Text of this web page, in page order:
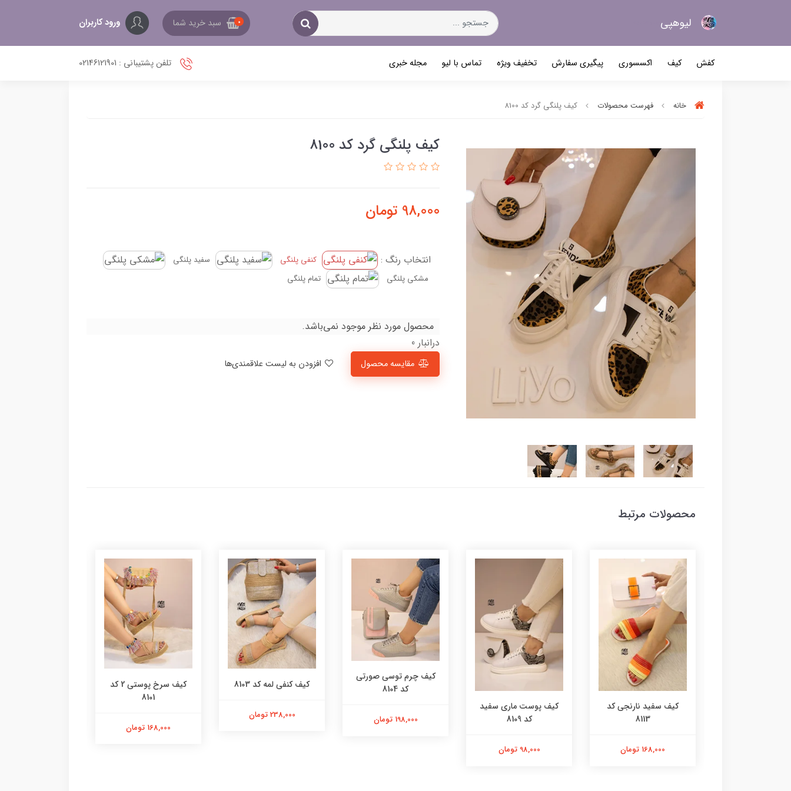
لیو‌هپی 0 سبد خرید شما ورود کاربران
کفش کیف اکسسوری پیگیری سفارش تخفیف ویژه تماس با لیو مجله خبری تلفن پشتیبانی : 02146121901
خانه فهرست محصولات کیف پلنگی گرد کد 8100
کیف پلنگی گرد کد 8100
98,000 تومان
انتخاب رنگ : کنفی پلنگی
سفید پلنگی
مشکی پلنگی
تمام پلنگی
محصول مورد نظر موجود نمی‌باشد.
درانبار 0
مقایسه محصول
محصولات مرتبط
کیف سفید نارنجی کد
8113
168,000 تومان
کیف پوست ماری سفید
کد 8109
98,000 تومان
کیف چرم توسی صورتی
کد 8104
198,000 تومان
کیف کنفی لمه کد 8103
238,000 تومان
کیف سرخ پوستی 2 کد
8101
168,000 تومان